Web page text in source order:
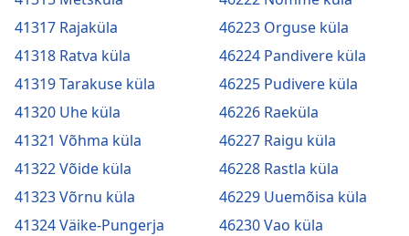
41317 Rajaküla
41318 Ratva küla
41319 Tarakuse küla
41320 Uhe küla
41321 Võhma küla
41322 Võide küla
41323 Võrnu küla
41324 Väike-Pungerja
46223 Orguse küla
46224 Pandivere küla
46225 Pudivere küla
46226 Raeküla
46227 Raigu küla
46228 Rastla küla
46229 Uuemõisa küla
46230 Vao küla